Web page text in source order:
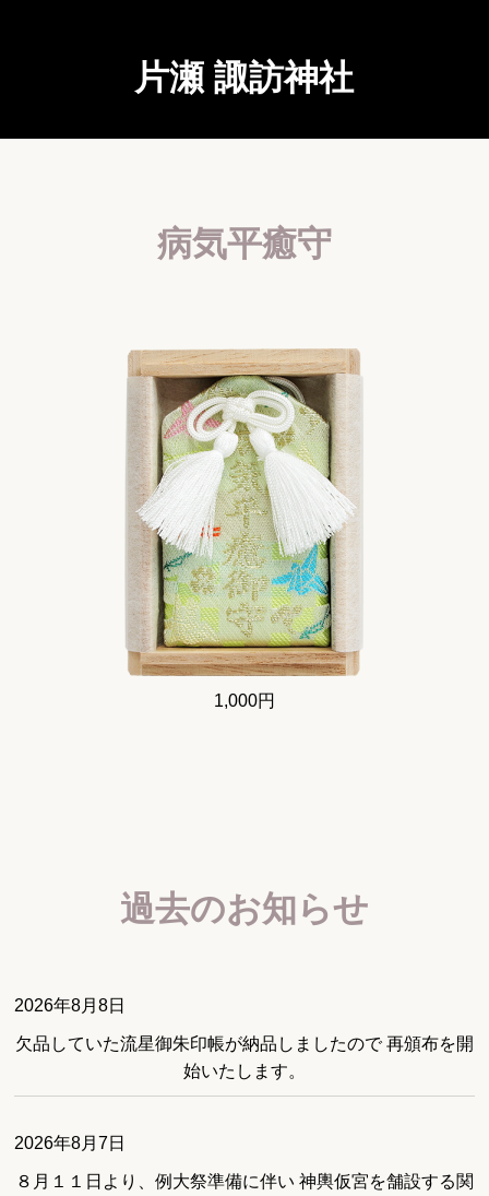
片瀬 諏訪神社
病気平癒守
1,000円
過去のお知らせ
2026年8月8日
欠品していた流星御朱印帳が納品しましたので 再頒布を開
始いたします。
2026年8月7日
８月１１日より、例大祭準備に伴い 神輿仮宮を舗設する関